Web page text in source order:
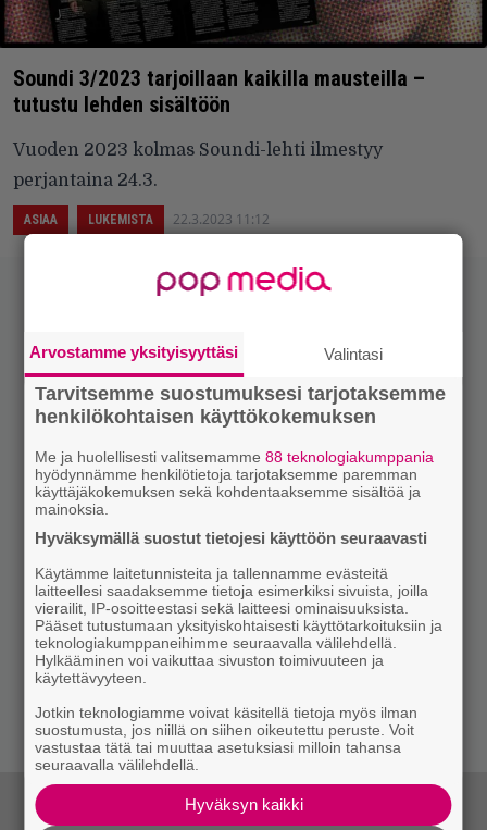
Soundi 3/2023 tarjoillaan kaikilla mausteilla –
tutustu lehden sisältöön
Vuoden 2023 kolmas Soundi-lehti ilmestyy
perjantaina 24.3.
ASIAA LUKEMISTA 22.3.2023 11:12
Arvostamme yksityisyyttäsi Valintasi
Tarvitsemme suostumuksesi tarjotaksemme
henkilökohtaisen käyttökokemuksen
Me ja huolellisesti valitsemamme88 teknologiakumppania
hyödynnämme henkilötietoja tarjotaksemme paremman
käyttäjäkokemuksen sekä kohdentaaksemme sisältöä ja
mainoksia.
Hyväksymällä suostut tietojesi käyttöön seuraavasti
Käytämme laitetunnisteita ja tallennamme evästeitä
laitteellesi saadaksemme tietoja esimerkiksi sivuista, joilla
vierailit, IP-osoitteestasi sekä laitteesi ominaisuuksista.
Pääset tutustumaan yksityiskohtaisesti käyttötarkoituksiin ja
teknologiakumppaneihimme seuraavalla välilehdellä.
Hylkääminen voi vaikuttaa sivuston toimivuuteen ja
käytettävyyteen.
Jotkin teknologiamme voivat käsitellä tietoja myös ilman
suostumusta, jos niillä on siihen oikeutettu peruste. Voit
vastustaa tätä tai muuttaa asetuksiasi milloin tahansa
seuraavalla välilehdellä.
Hyväksyn kaikki